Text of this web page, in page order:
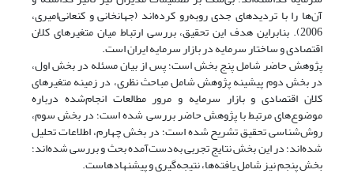
آن‌ها را با تردیدهای جدی روبه‌رو کرده‌اند (جهانخانی‌ و کنعانی‌امیری،
2006). بنابراین هدف این تحقیق، بررسی ارتباط میان متغیرهای کلان
اقتصادی و ساختار سرمایه در بازار سرمایه ایران است.
پژوهش حاضر شامل پنج بخش است؛ پس از بیان مسئله در بخش اول،
در بخش دوم پیشینه پژوهش شامل مباحث نظری، در زمینه متغیرهای
کلان اقتصادی و بازار سرمایه و مرور مطالعات انجام‌شده درباره
موضوع‌های مرتبط با پژوهش حاضر بررسی شده است؛ در بخش سوم،
روش‌شناسی تحقیق تشریح شده است؛ در بخش چهارم، اطلاعات تحلیل
شده‌اند؛ در این بخش نتایج تجربی به‌دست‌آمده بحث و بررسی شده‌اند؛
بخش پنجم نیز شامل یافته‌ها، نتیجه‌گیری و پیشنهادهاست.